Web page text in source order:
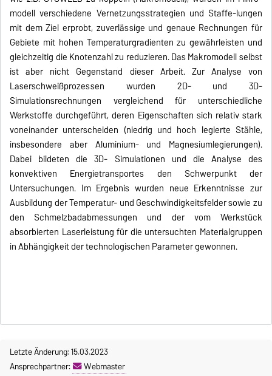
modell verschiedene Vernetzungsstrategien und Staffe-lungen
mit dem Ziel erprobt, zuverlässige und genaue Rechnungen für
Gebiete mit hohen Temperaturgradienten zu gewährleisten und
gleichzeitig die Knotenzahl zu reduzieren. Das Makromodell selbst
ist aber nicht Gegenstand dieser Arbeit. Zur Analyse von
Laserschweißprozessen wurden 2D- und 3D-
Simulationsrechnungen vergleichend für unterschiedliche
Werkstoffe durchgeführt, deren Eigenschaften sich relativ stark
voneinander unterscheiden (niedrig und hoch legierte Stähle,
insbesondere aber Aluminium- und Magnesiumlegierungen).
Dabei bildeten die 3D- Simulationen und die Analyse des
konvektiven Energietransportes den Schwerpunkt der
Untersuchungen. Im Ergebnis wurden neue Erkenntnisse zur
Ausbildung der Temperatur- und Geschwindigkeitsfelder sowie zu
den Schmelzbadabmessungen und der vom Werkstück
absorbierten Laserleistung für die untersuchten Materialgruppen
in Abhängigkeit der technologischen Parameter gewonnen.
Letzte Änderung: 15.03.2023
Ansprechpartner:
Webmaster